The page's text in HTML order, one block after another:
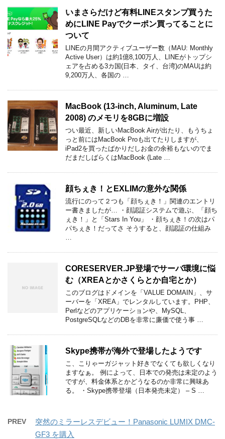
いまさらだけど有料LINEスタンプ買うた
めにLINE Payでクーポン買ってることに
ついて
LINEの月間アクティブユーザー数（MAU: Monthly
Active User）は約1億8,100万人、LINEがトップシ
ェアを占める3カ国(日本、タイ、台湾)のMAUは約
9,200万人、各国の …
MacBook (13-inch, Aluminum, Late
2008) のメモリを8GBに増設
つい最近、新しいMacBook Airが出たり、もうちょ
っと前にはMacBook Proも出てたりしますが、
iPad2を買ったばかりだしお金の余裕もないのでま
だまだしばらくはMacBook (Late …
顔ちぇき！とEXLIMの意外な関係
流行にのって２つも「顔ちぇき！」関連のエントリ
ー書きましたが… ・顔認証システムで遊ぶ、「顔ち
ぇき！」と「Stars In You」 ・顔ちぇき！の次はパ
パちぇき！だってさ そうすると、顔認証の仕組み
…
CORESERVER.JP登場でサーバ環境に悩
む（XREAとかさくらとか自宅とか）
このブログはドメインを「VALUE DOMAIN」、サ
ーバーを「XREA」でレンタルしています。PHP、
Perlなどのアプリケーションや、MySQL、
PostgreSQLなどのDBを非常に廉価で使う事 …
Skype携帯が海外で登場したようです
こ、こりゃーガジャット好きでなくても欲しくなり
ますなぁ。 例によって、日本での発売は未定のよう
ですが、料金体系とかどうなるのか非常に興味あ
る。 ・Skype携帯登場（日本発売未定） – S …
PREV
突然のミラーレスデビュー！Panasonic LUMIX DMC-
GF3 を購入